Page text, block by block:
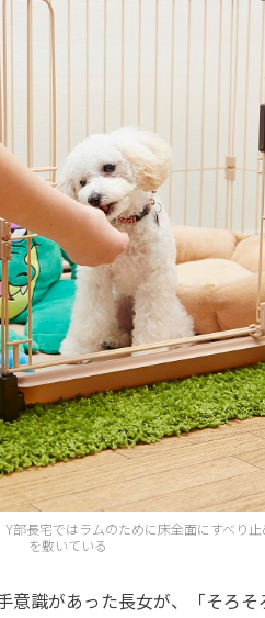
部長宅ではラムのために床全面にすべり止
を敷いている
識があった長女が、「そろ